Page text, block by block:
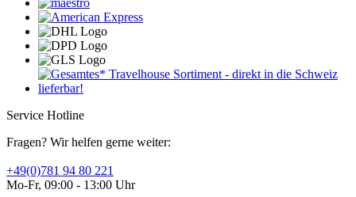
Service Hotline
Fragen? Wir helfen gerne weiter:
+49(0)781 94 80 221
Mo-Fr, 09:00 - 13:00 Uhr